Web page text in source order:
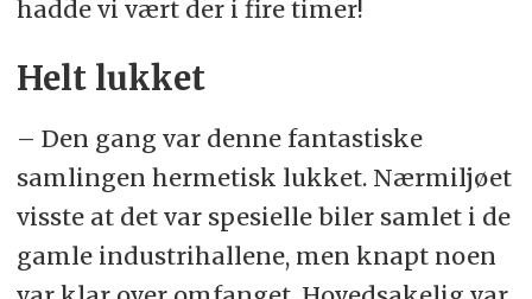
hadde vi vært der i fire timer!
Helt lukket
– Den gang var denne fantastiske
samlingen hermetisk lukket. Nærmiljøet
visste at det var spesielle biler samlet i de
gamle industrihallene, men knapt noen